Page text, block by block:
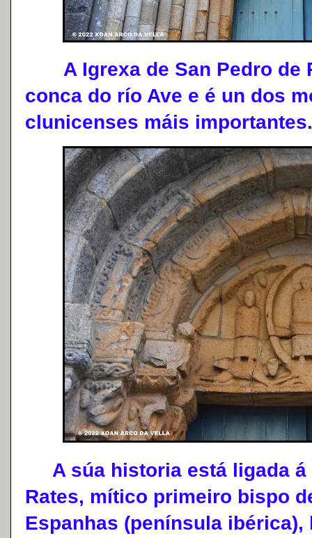
A Igrexa de San Pedro de
conca do río Ave e é un dos
clunicenses máis importantes.
A súa historia está ligada á
Rates, mítico primeiro bispo
Espanhas (península